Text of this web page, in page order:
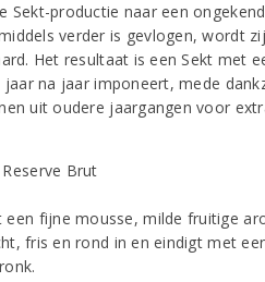
Sekt-productie naar een ongekend
verder is gevlogen, wordt
Het resultaat is een Sekt met
na jaar imponeert, mede
uit oudere jaargangen voor
een fijne mousse, milde fruitige
fris en rond in en eindigt met